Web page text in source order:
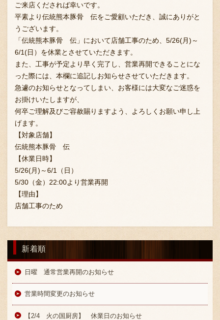
FC加盟店募集
会社案内
採用情報
ご来店くだされば幸いです。
平素より伝統熊本豚骨 伝をご愛顧いただき、誠にありがと
うございます。
「伝統熊本豚骨 伝」において店舗工事のため、5/26(月)～
6/1(日）を休業とさせていただきます。
また、工事が予定より早く完了し、営業再開できることにな
った際には、本欄に追記しお知らせさせていただきます。
急遽のお知らせとなってしまい、お客様には大変なご迷惑を
お掛けいたしますが、
何卒ご理解及びご容赦賜りますよう、よろしくお願い申し上
げます。
【対象店舗】
伝統熊本豚骨 伝
【休業日時】
5/26(月)～6/1（日）
5/30（金）22:00より営業再開
【理由】
店舗工事のため
新着順
日曜 通常営業再開のお知らせ
営業時間変更のお知らせ
【2/4 火の国厨房】 休業日のお知らせ